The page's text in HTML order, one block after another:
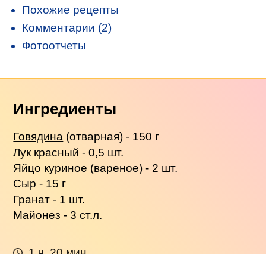
Похожие рецепты
Комментарии (2)
Фотоотчеты
Ингредиенты
Говядина (отварная) - 150 г
Лук красный - 0,5 шт.
Яйцо куриное (вареное) - 2 шт.
Сыр - 15 г
Гранат - 1 шт.
Майонез - 3 ст.л.